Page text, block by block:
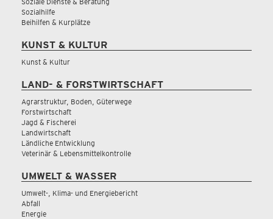
Sozialhilfe
Beihilfen & Kurplätze
KUNST & KULTUR
Kunst & Kultur
LAND- & FORSTWIRTSCHAFT
Agrarstruktur, Boden, Güterwege
Forstwirtschaft
Jagd & Fischerei
Landwirtschaft
Ländliche Entwicklung
Veterinär & Lebensmittelkontrolle
UMWELT & WASSER
Umwelt-, Klima- und Energiebericht
Abfall
Energie